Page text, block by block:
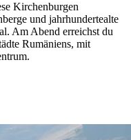
Kirchenburgen
und jahrhundertealte
Am Abend erreichst du
Rumäniens, mit